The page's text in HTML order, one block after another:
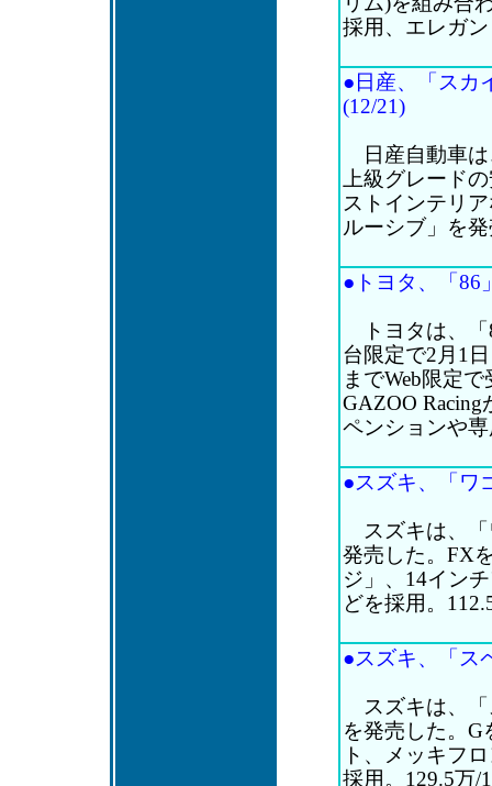
採用、エレガ
●日産、「スカ
(12/21)
日産自動車は
上級グレード
ストインテリ
ルーシブ」を
●トヨタ、「86
トヨタは、「
台限定で2月1
までWeb限定
GAZOO
ペンションや
●スズキ、「ワ
スズキは、「
発売した。FX
ジ」、14イン
どを採用。
●スズキ、「ス
スズキは、「
を発売した。
ト、メッキフ
採用。129.5万/